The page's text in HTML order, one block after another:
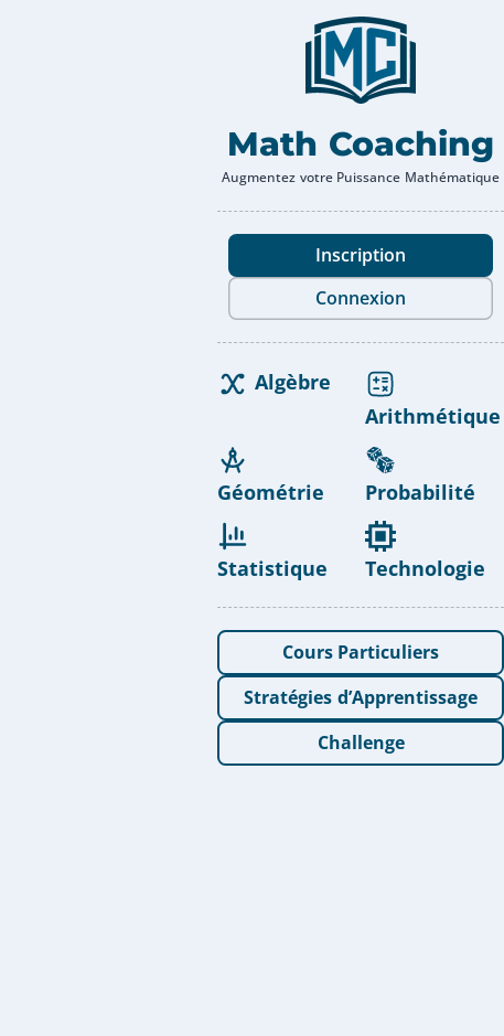
Inscription
Connexion
Math Coaching
Augmentez votre Puissance Mathématique
Algèbre
Arithmétique
Géométrie Probabilité
Statistique Technologie
Cours Particuliers
Stratégies d’Apprentissage
Challenge